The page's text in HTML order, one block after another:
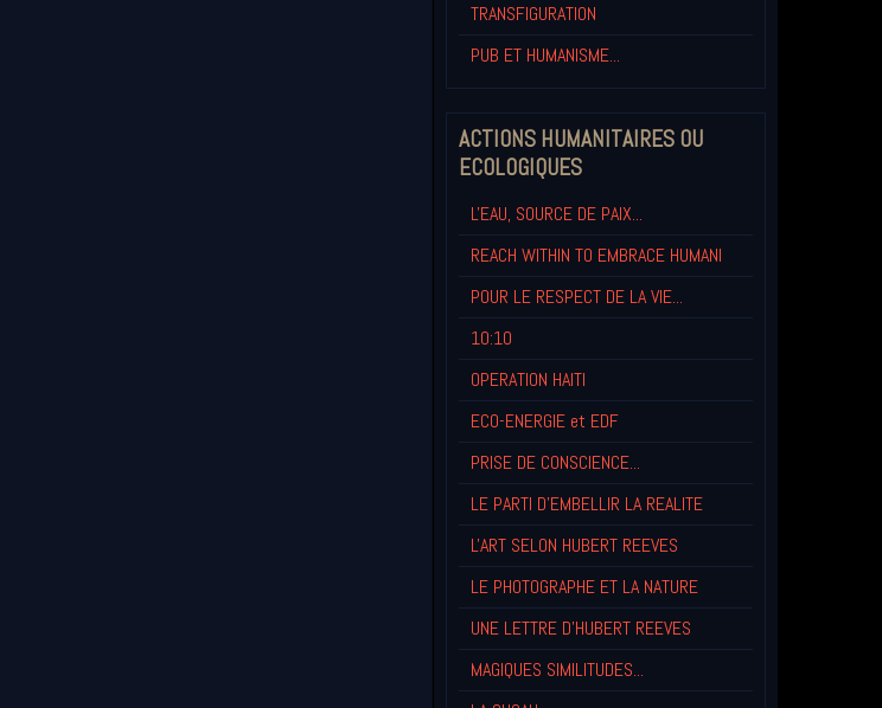
TRANSFIGURATION
PUB ET HUMANISME...
ACTIONS HUMANITAIRES OU
ECOLOGIQUES
L'EAU, SOURCE DE PAIX...
REACH WITHIN TO EMBRACE HUMANI
POUR LE RESPECT DE LA VIE...
10:10
OPERATION HAITI
ECO-ENERGIE et EDF
PRISE DE CONSCIENCE...
LE PARTI D'EMBELLIR LA REALITE
L'ART SELON HUBERT REEVES
LE PHOTOGRAPHE ET LA NATURE
UNE LETTRE D'HUBERT REEVES
MAGIQUES SIMILITUDES...